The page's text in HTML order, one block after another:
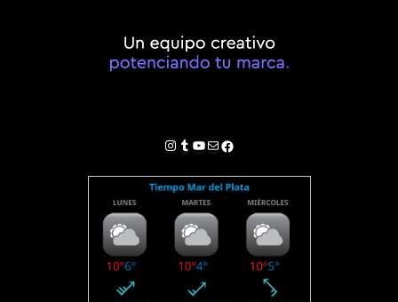
Instagram
Tumblr
YouTube
Correo electrónico
Facebook